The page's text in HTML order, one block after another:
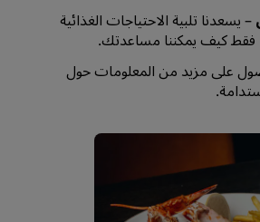
– يسعدنا تلبية الاحتياجات الغذائية
فقط كيف يمكننا مساعدتك.
على مزيد من المعلومات حول